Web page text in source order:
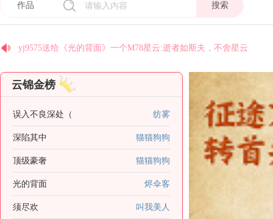
搜索
yj9575送给《光的背面》一个M78星云:逝者如斯夫，不舍星云
yj9067送给《顶级豪奢》一个M78星云:逝者如斯夫，不舍星云
糖se送给作者叫我美人一个银河系:不积跬步，无以至千里；不积小
国家二级废物送给《你不小心掉落的是哪个人渣》一个M78星云:逝
coco送给《末世后我成了丧尸》一个M78星云:逝者如斯夫，不舍星
今天早睡了吗送给《乱世玫瑰》一个M78星云:逝者如斯夫，不舍星
安纳托利亚送给《皇后景昭懿》一个M78星云:逝者如斯夫，不舍星
北方阿尼亚送给《卿本殊色》一个M78星云:逝者如斯夫，不舍星云
云锦金榜
误入不良深处（ 纺雾
深陷其中 猫猫狗狗
顶级豪奢 猫猫狗狗
光的背面 烬伞客
须尽欢 叫我美人